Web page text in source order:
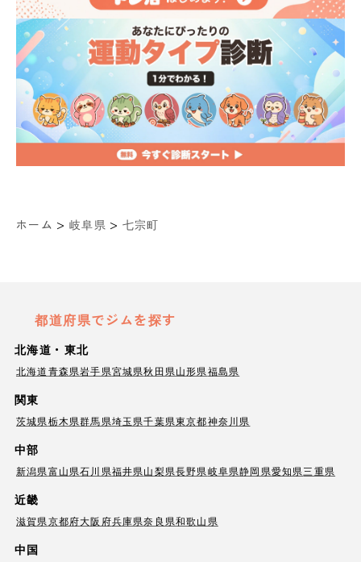
ホーム > 岐阜県 > 七宗町
都道府県でジムを探す
北海道・東北
北海道青森県岩手県宮城県秋田県山形県福島県
関東
茨城県栃木県群馬県埼玉県千葉県東京都神奈川県
中部
新潟県富山県石川県福井県山梨県長野県岐阜県静岡県愛知県三重県
近畿
滋賀県京都府大阪府兵庫県奈良県和歌山県
中国